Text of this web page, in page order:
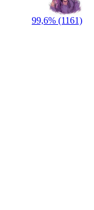
99,6% (1161)